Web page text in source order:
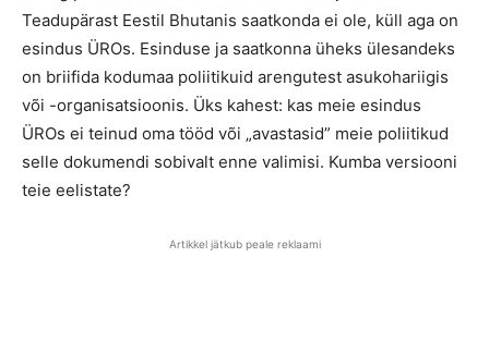
Teadupärast Eestil Bhutanis saatkonda ei ole, küll aga on
esindus ÜROs. Esinduse ja saatkonna üheks ülesandeks
on briifida kodumaa poliitikuid arengutest asukohariigis
või -organisatsioonis. Üks kahest: kas meie esindus
ÜROs ei teinud oma tööd või „avastasid” meie poliitikud
selle dokumendi sobivalt enne valimisi. Kumba versiooni
teie eelistate?
Artikkel jätkub peale reklaami